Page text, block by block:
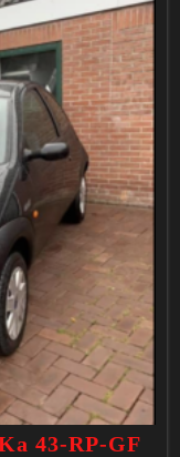
43-RP-GF